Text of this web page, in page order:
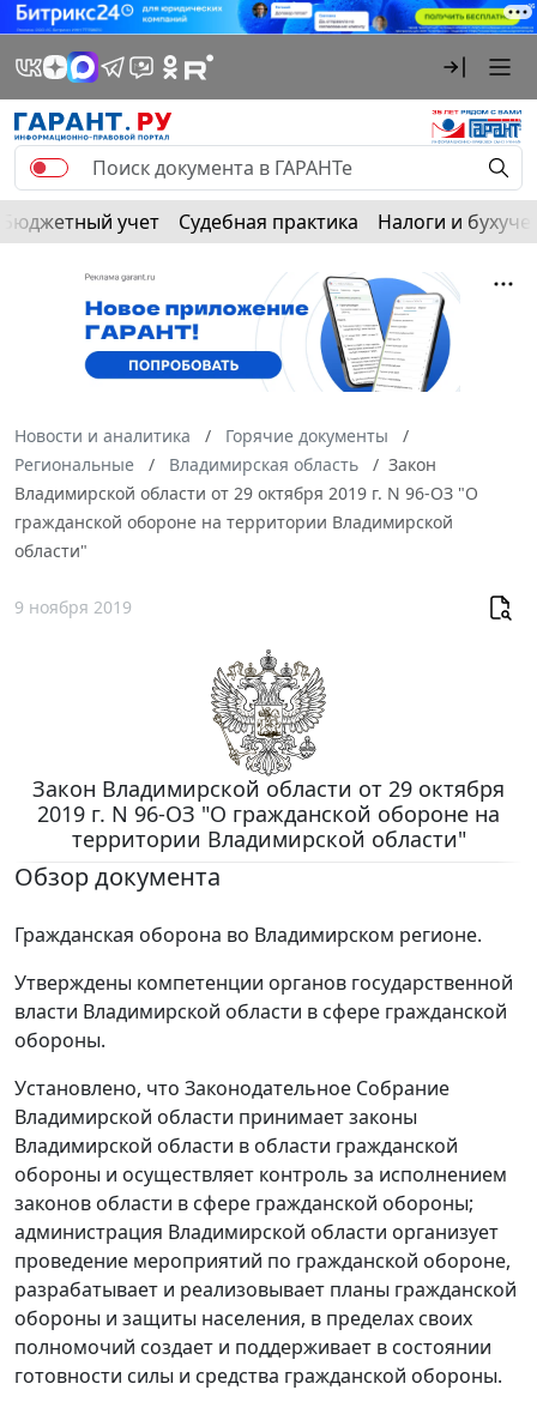
Бюджетный учет Судебная практика Налоги и
Новости и аналитика
Горячие документы
Региональные
Владимирская область
Закон
Владимирской области от 29 октября 2019 г. N 96-ОЗ "О
гражданской обороне на территории Владимирской
области"
9 ноября 2019
Закон Владимирской области от 29 октября
2019 г. N 96-ОЗ "О гражданской обороне на
территории Владимирской области"
Обзор документа
Гражданская оборона во Владимирском регионе.
Утверждены компетенции органов государственной
власти Владимирской области в сфере гражданской
обороны.
Установлено, что Законодательное Собрание
Владимирской области принимает законы
Владимирской области в области гражданской
обороны и осуществляет контроль за исполнением
законов области в сфере гражданской обороны;
администрация Владимирской области организует
проведение мероприятий по гражданской обороне,
разрабатывает и реализовывает планы гражданской
обороны и защиты населения, в пределах своих
полномочий создает и поддерживает в состоянии
готовности силы и средства гражданской обороны.